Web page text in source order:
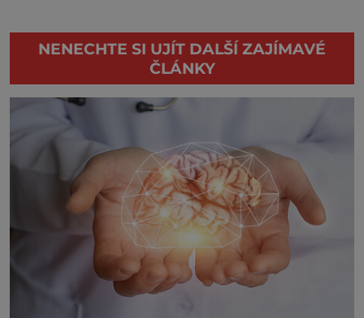
NENECHTE SI UJÍT DALŠÍ ZAJÍMAVÉ
ČLÁNKY